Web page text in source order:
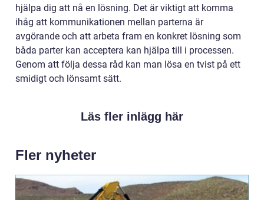
hjälpa dig att nå en lösning. Det är viktigt att komma
ihåg att kommunikationen mellan parterna är
avgörande och att arbeta fram en konkret lösning som
båda parter kan acceptera kan hjälpa till i processen.
Genom att följa dessa råd kan man lösa en tvist på ett
smidigt och lönsamt sätt.
Läs fler inlägg här
Fler nyheter